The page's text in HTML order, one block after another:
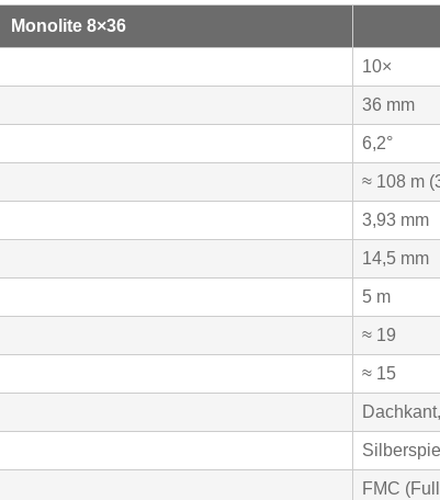
Monolite 8×36
10×
36 mm
6,2°
≈ 108 m
3,93 mm
14,5 mm
5 m
≈ 19
≈ 15
FMC